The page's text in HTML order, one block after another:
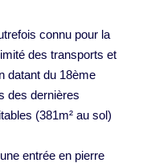
connu pour la
des transports et
datant du 18ème
des dernières
(381m² au sol)
entrée en pierre